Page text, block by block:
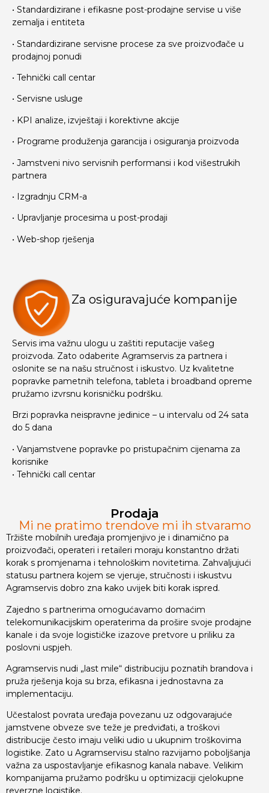
• Standardizirane i efikasne post-prodajne servise u više
zemalja i entiteta
• Standardizirane servisne procese za sve proizvođače u
prodajnoj ponudi
• Tehnički call centar
• Servisne usluge
• KPI analize, izvještaji i korektivne akcije
• Programe produženja garancija i osiguranja proizvoda
• Jamstveni nivo servisnih performansi i kod višestrukih
partnera
• Izgradnju CRM-a
• Upravljanje procesima u post-prodaji
• Web-shop rješenja
Za osiguravajuće kompanije
Servis ima važnu ulogu u zaštiti reputacije vašeg
proizvoda. Zato odaberite Agramservis za partnera i
oslonite se na našu stručnost i iskustvo. Uz kvalitetne
popravke pametnih telefona, tableta i broadband opreme
pružamo izvrsnu korisničku podršku.
Brzi popravka neispravne jedinice – u intervalu od 24 sata
do 5 dana
• Vanjamstvene popravke po pristupačnim cijenama za
korisnike
• Tehnički call centar
Prodaja
Mi ne pratimo trendove mi ih stvaramo
Tržište mobilnih uređaja promjenjivo je i dinamično pa
proizvođači, operateri i retaileri moraju konstantno držati
korak s promjenama i tehnološkim novitetima. Zahvaljujući
statusu partnera kojem se vjeruje, stručnosti i iskustvu
Agramservis dobro zna kako uvijek biti korak ispred.
Zajedno s partnerima omogućavamo domaćim
telekomunikacijskim operaterima da prošire svoje prodajne
kanale i da svoje logističke izazove pretvore u priliku za
poslovni uspjeh.
Agramservis nudi „last mile“ distribuciju poznatih brandova i
pruža rješenja koja su brza, efikasna i jednostavna za
implementaciju.
Učestalost povrata uređaja povezanu uz odgovarajuće
jamstvene obveze sve teže je predviđati, a troškovi
distribucije često imaju veliki udio u ukupnim troškovima
logistike. Zato u Agramservisu stalno razvijamo poboljšanja
važna za uspostavljanje efikasnog kanala nabave. Velikim
kompanijama pružamo podršku u optimizaciji cjelokupne